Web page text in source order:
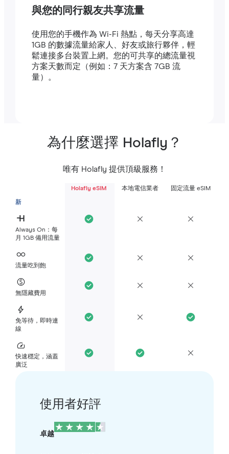
與您的同行親友共享流量
使用您的手機作為 Wi-Fi 熱點，每天分享高達
1GB 的數據流量給家人、好友或旅行夥伴，輕
鬆連接多台裝置上網。您的可共享的總流量視
方案天數而定（例如：7 天方案含 7GB 流
量）。
為什麼選擇 Holafly？
唯有 Holafly 提供頂級服務！
Holafly eSIM 本地電信業者 固定流量 eSIM
新
Always On：每
月 1GB 備用流量
流量吃到飽
無隱藏費用
免等待，即時連
線
快速穩定，涵蓋
廣泛
使用者好評
卓越